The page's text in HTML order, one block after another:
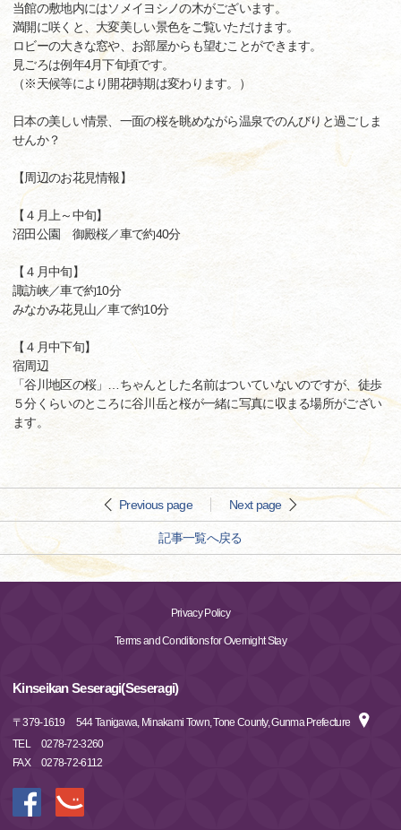
当館の敷地内にはソメイヨシノの木がございます。
満開に咲くと、大変美しい景色をご覧いただけます。
ロビーの大きな窓や、お部屋からも望むことができます。
見ごろは例年4月下旬頃です。
（※天候等により開花時期は変わります。）
日本の美しい情景、一面の桜を眺めながら温泉でのんびりと過ごしま
せんか？
【周辺のお花見情報】
【４月上～中旬】
沼田公園 御殿桜／車で約40分
【４月中旬】
諏訪峡／車で約10分
みなかみ花見山／車で約10分
【４月中下旬】
宿周辺
「谷川地区の桜」…ちゃんとした名前はついていないのですが、徒歩
５分くらいのところに谷川岳と桜が一緒に写真に収まる場所がござい
ます。
Previous page Next page
記事一覧へ戻る
Privacy Policy
Terms and Conditions for Overnight Stay
Kinseikan Seseragi(Seseragi)
〒379-1619
544 Tanigawa, Minakami Town, Tone County, Gunma Prefecture
TEL
0278-72-3260
FAX
0278-72-6112